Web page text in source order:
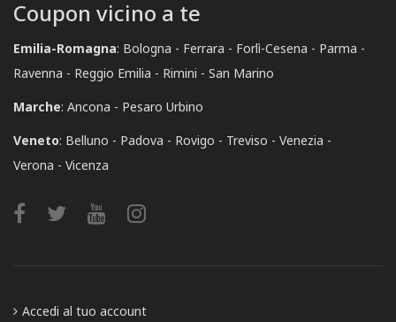
Coupon vicino a te
Emilia-Romagna: Bologna Ferrara Forlì-Cesena
Parma
Ravenna
Reggio Emilia Rimini
San Marino
Marche: Ancona
Pesaro Urbino
Veneto: Belluno Padova Rovigo Treviso
Venezia
Verona
Vicenza
Accedi al tuo account